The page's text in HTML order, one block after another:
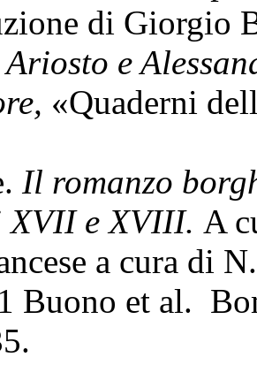
di Giorgio
e
«Quaderni
Il romanzo
XVII e XVIII. A
a cura di
Buono et al.